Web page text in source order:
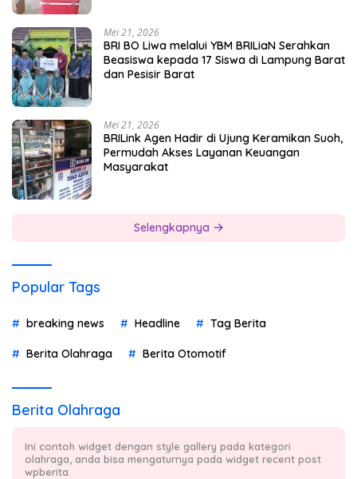
Mei 21, 2026
BRI BO Liwa melalui YBM BRILiaN Serahkan
Beasiswa kepada 17 Siswa di Lampung Barat
dan Pesisir Barat
Mei 21, 2026
BRILink Agen Hadir di Ujung Keramikan Suoh,
Permudah Akses Layanan Keuangan
Masyarakat
Selengkapnya
Popular Tags
breaking news Headline Tag Berita
Berita Olahraga Berita Otomotif
Berita Olahraga
Ini contoh widget dengan style gallery pada kategori
olahraga, anda bisa mengaturnya pada widget recent post
wpberita.